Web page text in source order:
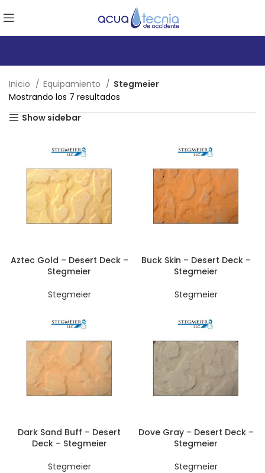
Inicio Equipamiento
Stegmeier
Mostrando los 7 resultados
Show sidebar
Aztec Gold – Desert Deck –
Stegmeier
Stegmeier
Buck Skin – Desert Deck –
Stegmeier
Stegmeier
Dark Sand Buff – Desert
Deck – Stegmeier
Stegmeier
Dove Gray – Desert Deck –
Stegmeier
Stegmeier